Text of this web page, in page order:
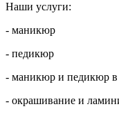
Наши услуги:
- маникюр
- педикюр
- маникюр и педикюр в
- окрашивание и